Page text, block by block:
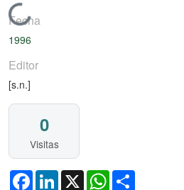
Cargando...
Fecha
1996
Editor
[s.n.]
0
Visitas
FacebookLinkedIn
X WhatsApp